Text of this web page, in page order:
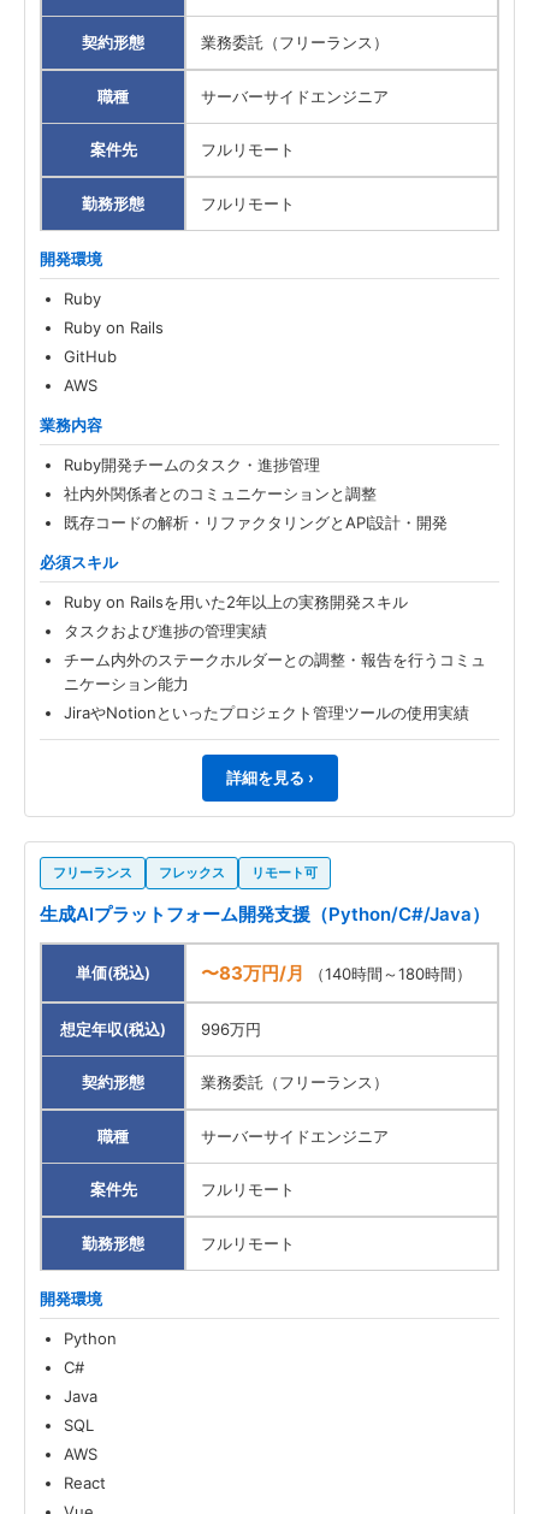
契約形態 業務委託（フリーランス）
職種 サーバーサイドエンジニア
案件先 フルリモート
勤務形態 フルリモート
開発環境
Ruby
Ruby on Rails
GitHub
AWS
業務内容
Ruby開発チームのタスク・進捗管理
社内外関係者とのコミュニケーションと調整
既存コードの解析・リファクタリングとAPI設計・開発
必須スキル
Ruby on Railsを用いた2年以上の実務開発スキル
タスクおよび進捗の管理実績
チーム内外のステークホルダーとの調整・報告を行うコミュ
ニケーション能力
JiraやNotionといったプロジェクト管理ツールの使用実績
詳細を見る ›
フリーランス フレックス リモート可
生成AIプラットフォーム開発支援（Python/C#/Java）
単価(税込) 〜83万円/月 （140時間～180時間）
想定年収(税込) 996万円
契約形態 業務委託（フリーランス）
職種 サーバーサイドエンジニア
案件先 フルリモート
勤務形態 フルリモート
開発環境
Python
C#
Java
SQL
AWS
React